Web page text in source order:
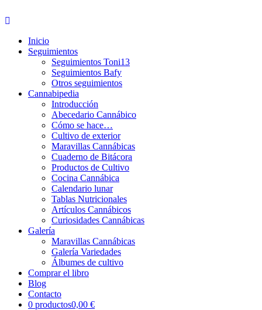
Inicio
Seguimientos
Seguimientos Toni13
Seguimientos Bafy
Otros seguimientos
Cannabipedia
Introducción
Abecedario Cannábico
Cómo se hace…
Cultivo de exterior
Maravillas Cannábicas
Cuaderno de Bitácora
Productos de Cultivo
Cocina Cannábica
Calendario lunar
Tablas Nutricionales
Artículos Cannábicos
Curiosidades Cannábicas
Galería
Maravillas Cannábicas
Galería Variedades
Álbumes de cultivo
Comprar el libro
Blog
Contacto
0 productos0,00 €